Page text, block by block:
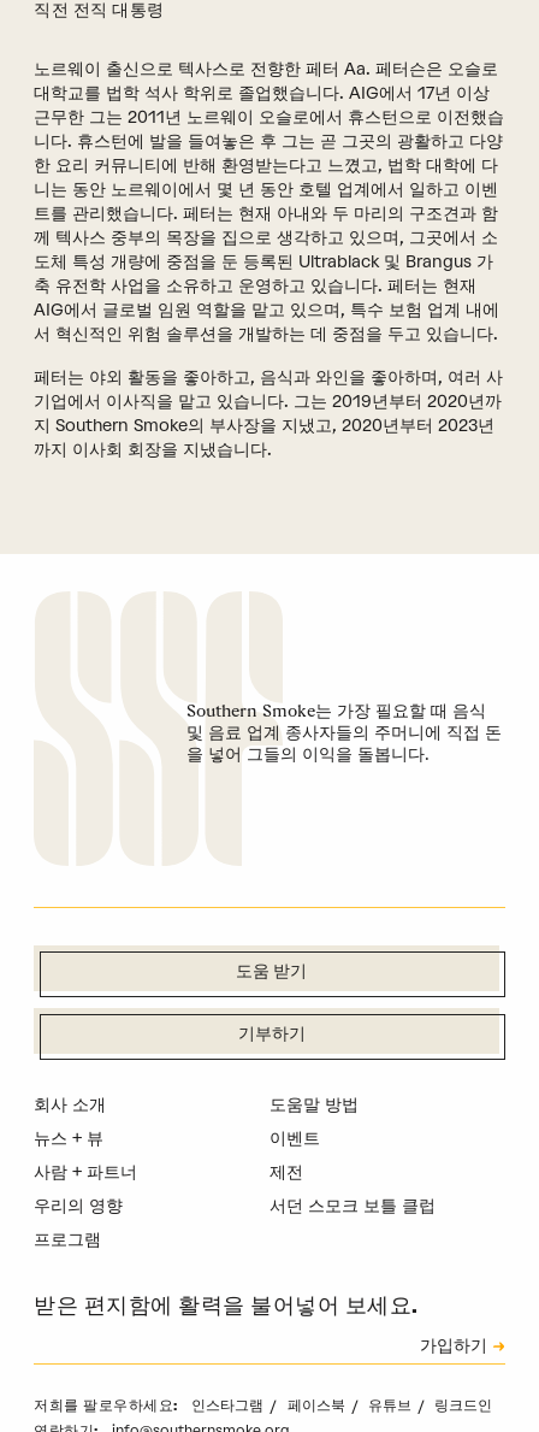
직전 전직 대통령
노르웨이 출신으로 텍사스로 전향한 페터 Aa. 페터슨은 오슬로
대학교를 법학 석사 학위로 졸업했습니다. AIG에서 17년 이상
근무한 그는 2011년 노르웨이 오슬로에서 휴스턴으로 이전했습
니다. 휴스턴에 발을 들여놓은 후 그는 곧 그곳의 광활하고 다양
한 요리 커뮤니티에 반해 환영받는다고 느꼈고, 법학 대학에 다
니는 동안 노르웨이에서 몇 년 동안 호텔 업계에서 일하고 이벤
트를 관리했습니다. 페터는 현재 아내와 두 마리의 구조견과 함
께 텍사스 중부의 목장을 집으로 생각하고 있으며, 그곳에서 소
도체 특성 개량에 중점을 둔 등록된 Ultrablack 및 Brangus 가
축 유전학 사업을 소유하고 운영하고 있습니다. 페터는 현재
AIG에서 글로벌 임원 역할을 맡고 있으며, 특수 보험 업계 내에
서 혁신적인 위험 솔루션을 개발하는 데 중점을 두고 있습니다.
페터는 야외 활동을 좋아하고, 음식과 와인을 좋아하며, 여러 사
기업에서 이사직을 맡고 있습니다. 그는 2019년부터 2020년까
지 Southern Smoke의 부사장을 지냈고, 2020년부터 2023년
까지 이사회 회장을 지냈습니다.
Southern Smoke는 가장 필요할 때 음식
및 음료 업계 종사자들의 주머니에 직접 돈
을 넣어 그들의 이익을 돌봅니다.
도움 받기
기부하기
회사 소개
뉴스 + 뷰
사람 + 파트너
우리의 영향
프로그램
도움말 방법
이벤트
제전
서던 스모크 보틀 클럽
받은 편지함에 활력을 불어넣어 보세요.
캡차
가입하기
저희를 팔로우하세요: 인스타그램 페이스북 유튜브 링크드인